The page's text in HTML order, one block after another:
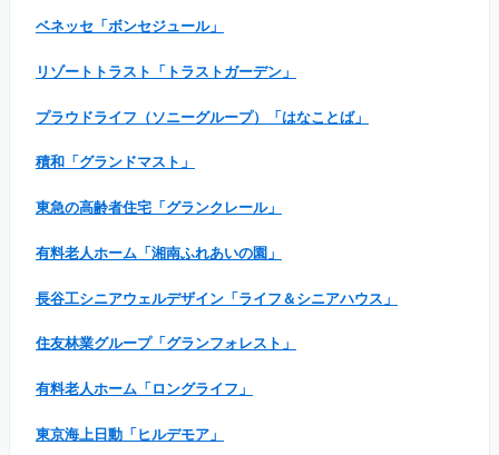
ベネッセ「ボンセジュール」
リゾートトラスト「トラストガーデン」
プラウドライフ（ソニーグループ）「はなことば」
積和「グランドマスト」
東急の高齢者住宅「グランクレール」
有料老人ホーム「湘南ふれあいの園」
長谷工シニアウェルデザイン「ライフ＆シニアハウス」
住友林業グループ「グランフォレスト」
有料老人ホーム「ロングライフ」
東京海上日動「ヒルデモア」